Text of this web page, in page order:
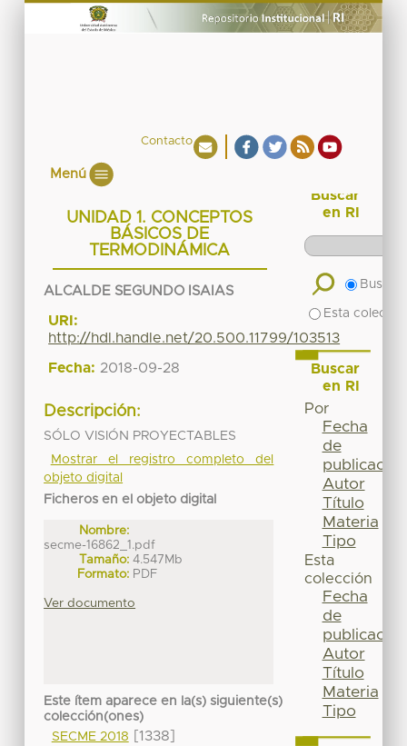
Contacto
Menú
UNIDAD 1. CONCEPTOS
BÁSICOS DE
TERMODINÁMICA
ALCALDE SEGUNDO ISAIAS
URI:
http://hdl.handle.net/20.500.11799/103513
Fecha: 2018-09-28
Descripción:
SÓLO VISIÓN PROYECTABLES
Mostrar el registro completo del
objeto digital
Ficheros en el objeto digital
Nombre:
secme-16862_1.pdf
Tamaño: 4.547Mb
Formato: PDF
Ver documento
Este ítem aparece en la(s) siguiente(s)
colección(ones)
SECME 2018
[1338]
Buscar
en RI
Buscar
Esta
Buscar
en RI
Por
Fecha
de
publicación
Autor
Título
Materia
Tipo
Esta
colección
Fecha
de
publicación
Autor
Título
Materia
Tipo